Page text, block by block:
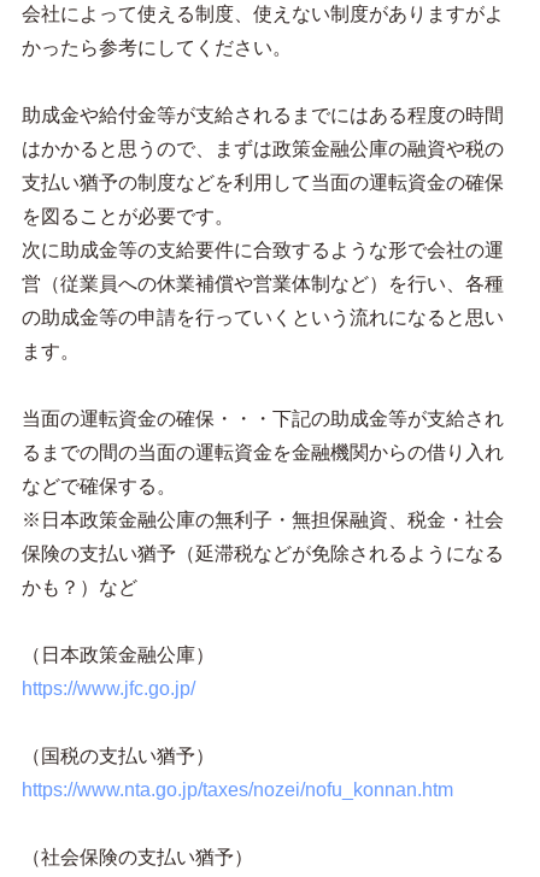
会社によって使える制度、使えない制度がありますがよ
かったら参考にしてください。
助成金や給付金等が支給されるまでにはある程度の時間
はかかると思うので、まずは政策金融公庫の融資や税の
支払い猶予の制度などを利用して当面の運転資金の確保
を図ることが必要です。
次に助成金等の支給要件に合致するような形で会社の運
営（従業員への休業補償や営業体制など）を行い、各種
の助成金等の申請を行っていくという流れになると思い
ます。
当面の運転資金の確保・・・下記の助成金等が支給され
るまでの間の当面の運転資金を金融機関からの借り入れ
などで確保する。
※日本政策金融公庫の無利子・無担保融資、税金・社会
保険の支払い猶予（延滞税などが免除されるようになる
かも？）など
（日本政策金融公庫）
https://www.jfc.go.jp/
（国税の支払い猶予）
https://www.nta.go.jp/taxes/nozei/nofu_konnan.htm
（社会保険の支払い猶予）